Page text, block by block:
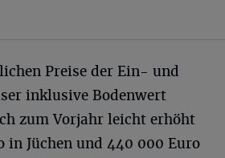
Preise der Ein- und
inklusive Bodenwert
zum Vorjahr leicht erhöht
in Jüchen und 440 000 Euro